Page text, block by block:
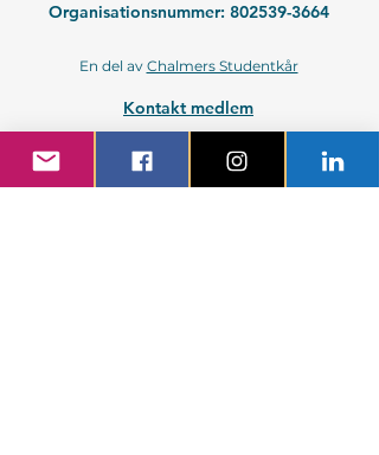
Organisationsnummer: 802539-3664
En del av Chalmers Studentkår
Kontakt medlem
Kontakt företag
Blivande student